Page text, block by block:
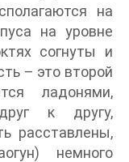
на
на уровне
согнуты и
– это второй
ладонями,
к другу,
расставлены,
немного